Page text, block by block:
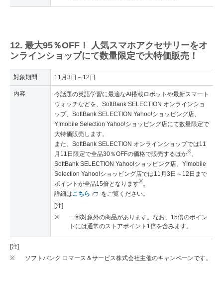
12. 最大95％OFF！ 人気スマホアクセサリーをオ
ンラインショップにて数量限定で大特価販売！
対象期間 11月3日～12日
内容
今話題の英語学習に最適なAI搭載ロボットや最新スマート
ウォッチなどを、SoftBank SELECTION オンラインショ
ップ、SoftBank SELECTION Yahoo!ショッピング店、
Y!mobile Selection Yahoo!ショッピング店にて数量限定で
大特価販売します。
また、SoftBank SELECTION オンラインショップでは11
月11日限定で全品30％OFFの価格で販売するほか※、
SoftBank SELECTION Yahoo!ショッピング店、Y!mobile
Selection Yahoo!ショッピング店では11月3日～12日まで
ポイントが全品15倍となります※。
詳細はこちら
をご覧ください。
[注]
※
一部対象外の商品があります。なお、15倍のポイン
トには通常のストアポイント1倍を含みます。
[注]
※
ソフトバンク コマース＆サービス株式会社主催のキャンペーンです。